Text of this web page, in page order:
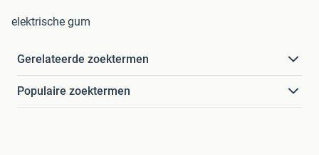
elektrische gum
Gerelateerde zoektermen
Populaire zoektermen